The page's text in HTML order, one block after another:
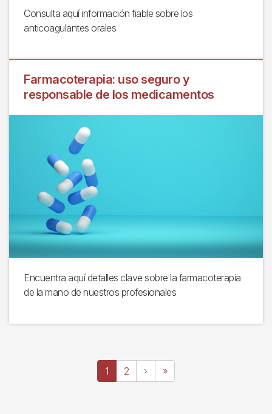
Consulta aquí información fiable sobre los
anticoagulantes orales
Farmacoterapia: uso seguro y
responsable de los medicamentos
Encuentra aquí detalles clave sobre la farmacoterapia
de la mano de nuestros profesionales
Página
actual
1 Page
2
Siguiente
página
›
Última
página
»